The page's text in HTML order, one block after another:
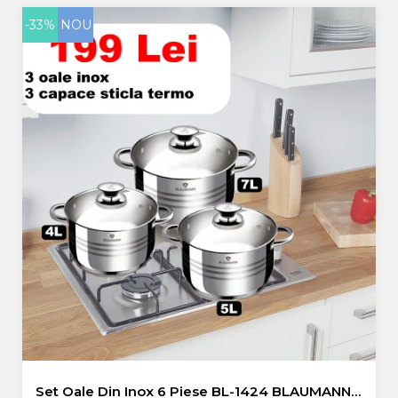
-33% NOU
Set Oale Din Inox 6 Piese BL-1424 BLAUMANN